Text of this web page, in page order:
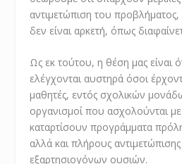
αντιμετώπιση του
δεν είναι αρκετή, όπως
Ως εκ τούτου, η θέση μας είναι
ελέγχονται αυστηρά όσοι
μαθητές, εντός σχολικών
οργανισμοί που ασχολούνται
καταρτίσουν προγράμματα
αλλά και πλήρους
εξαρτησιογόνων ουσιών.